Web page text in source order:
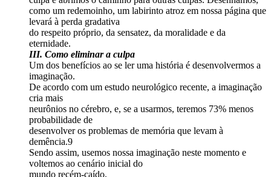
como um redemoinho, um labirinto atroz em nossa página que
levará à perda gradativa
do respeito próprio, da sensatez, da moralidade e da
eternidade.
III. Como eliminar a culpa
Um dos benefícios ao se ler uma história é desenvolvermos a
imaginação.
De acordo com um estudo neurológico recente, a imaginação
cria mais
neurônios no cérebro, e, se a usarmos, teremos 73% menos
probabilidade de
desenvolver os problemas de memória que levam à
demência.9
Sendo assim, usemos nossa imaginação neste momento e
voltemos ao cenário inicial do
mundo recém-caído.